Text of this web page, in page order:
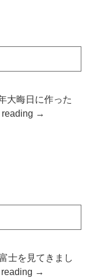
大晦日に作った
→
士を見てきまし
→